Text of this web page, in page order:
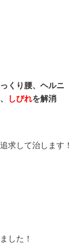
くり腰、ヘルニ
しびれを解消
求して治します！
した！